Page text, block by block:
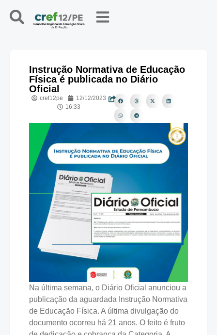
Instrução Normativa de Educação
Física é publicada no Diário
Oficial
cref12pe
12/12/2023
16:33
Na última semana, o Diário Oficial anunciou a
publicação da aguardada Instrução Normativa
de Educação Física. A última divulgação do
documento ocorreu há 21 anos. O feito é fruto